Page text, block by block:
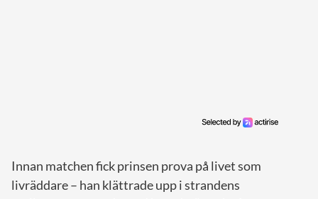
Innan matchen fick prinsen prova på livet som
livräddare – han klättrade upp i strandens